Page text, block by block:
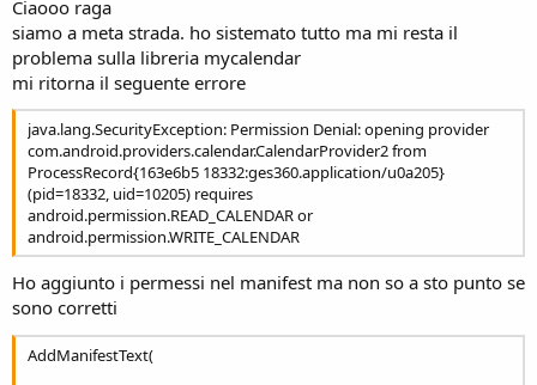
Ciaooo raga
siamo a meta strada. ho sistemato tutto ma mi resta il
problema sulla libreria mycalendar
mi ritorna il seguente errore
java.lang.SecurityException: Permission Denial: opening provider
com.android.providers.calendar.CalendarProvider2 from
ProcessRecord{163e6b5 18332:ges360.application/u0a205}
(pid=18332, uid=10205) requires
android.permission.READ_CALENDAR or
android.permission.WRITE_CALENDAR
Ho aggiunto i permessi nel manifest ma non so a sto punto se
sono corretti
AddManifestText(